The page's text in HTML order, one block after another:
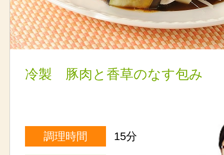
冷製 豚肉と香草のなす包み
調理時間 15分